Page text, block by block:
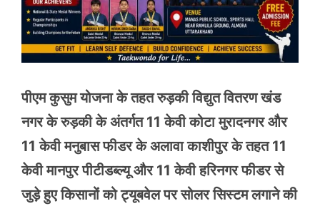
पीएम कुसुम योजना के तहत रुड़की विद्युत वितरण खंड
नगर के रुड़की के अंतर्गत 11 केवी कोटा मुरादनगर और
11 केवी मनुबास फीडर के अलावा काशीपुर के तहत 11
केवी मानपुर पीटीडब्ल्यू और 11 केवी हरिनगर फीडर से
जुड़े हुए किसानों को ट्यूबवेल पर सोलर सिस्टम लगाने की